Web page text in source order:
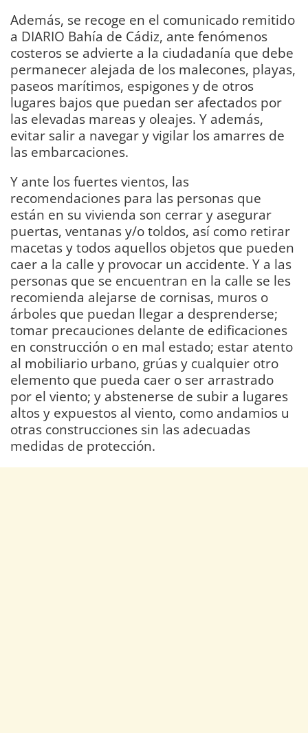
Además, se recoge en el comunicado remitido
a DIARIO Bahía de Cádiz, ante fenómenos
costeros se advierte a la ciudadanía que debe
permanecer alejada de los malecones, playas,
paseos marítimos, espigones y de otros
lugares bajos que puedan ser afectados por
las elevadas mareas y oleajes. Y además,
evitar salir a navegar y vigilar los amarres de
las embarcaciones.
Y ante los fuertes vientos, las
recomendaciones para las personas que
están en su vivienda son cerrar y asegurar
puertas, ventanas y/o toldos, así como retirar
macetas y todos aquellos objetos que pueden
caer a la calle y provocar un accidente. Y a las
personas que se encuentran en la calle se les
recomienda alejarse de cornisas, muros o
árboles que puedan llegar a desprenderse;
tomar precauciones delante de edificaciones
en construcción o en mal estado; estar atento
al mobiliario urbano, grúas y cualquier otro
elemento que pueda caer o ser arrastrado
por el viento; y abstenerse de subir a lugares
altos y expuestos al viento, como andamios u
otras construcciones sin las adecuadas
medidas de protección.